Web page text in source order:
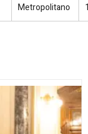
Metropolitano